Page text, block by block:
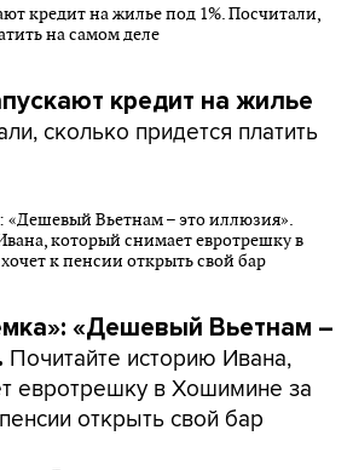
кредит на жилье
сколько придется платить
«Дешевый Вьетнам –
Почитайте историю Ивана,
евротрешку в Хошимине за
открыть свой бар